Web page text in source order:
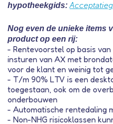
hypotheekgids:
Nog even de unieke items
product op een rij:
- Rentevoorstel op basis
insturen van AX met
voor de klant en weinig tot
- T/m 90% LTV is een
toegestaan, ook om de
onderbouwen
- Automatische rentedaling
- Non-NHG risicoklassen